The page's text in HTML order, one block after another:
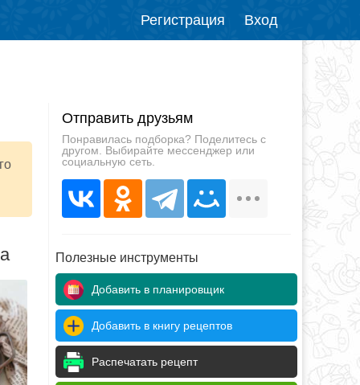
Регистрация Вход
Отправить друзьям
Понравилась подборка? Поделитесь с
другом. Выбирайте мессенджер или
социальную сеть.
Полезные инструменты
Добавить в планировщик
Добавить в книгу рецептов
Распечатать рецепт